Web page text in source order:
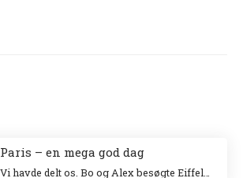
Paris – en mega god dag